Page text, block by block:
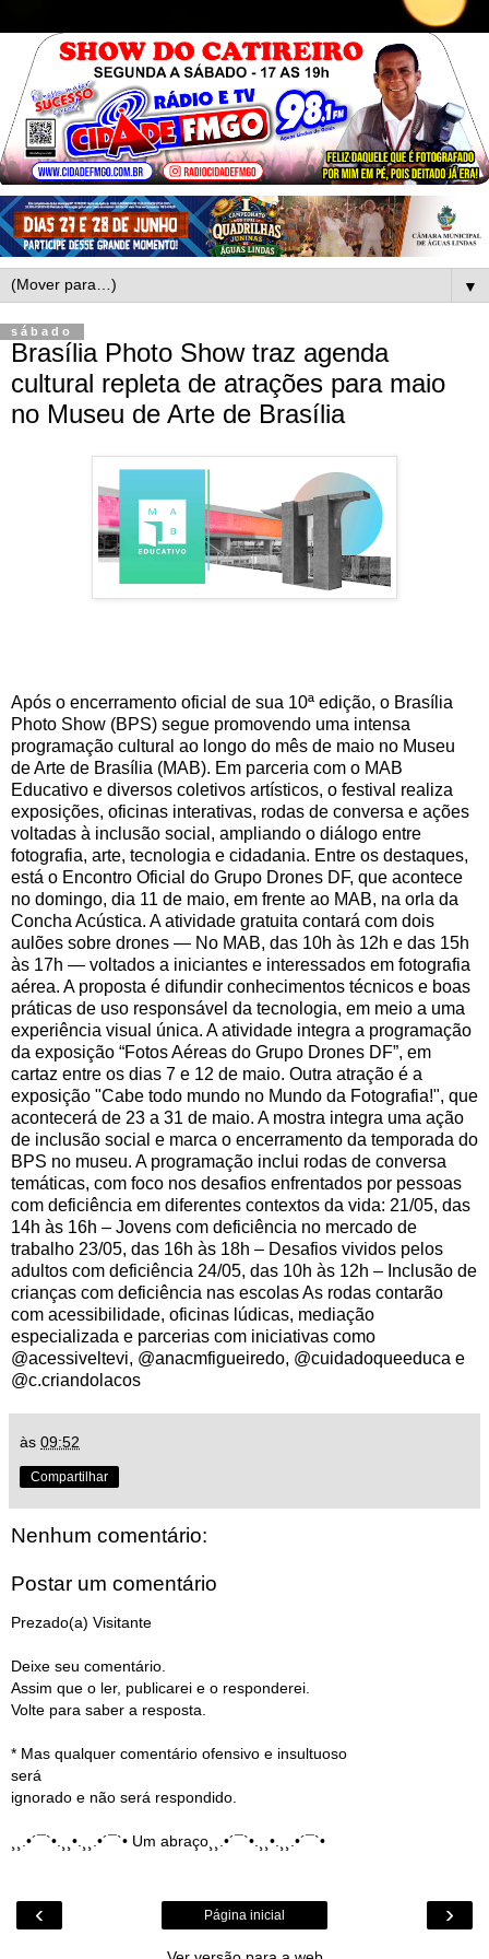
▼
sábado
Brasília Photo Show traz agenda
cultural repleta de atrações para maio
no Museu de Arte de Brasília
Após o encerramento oficial de sua 10ª edição, o Brasília
Photo Show (BPS) segue promovendo uma intensa
programação cultural ao longo do mês de maio no Museu
de Arte de Brasília (MAB). Em parceria com o MAB
Educativo e diversos coletivos artísticos, o festival realiza
exposições, oficinas interativas, rodas de conversa e ações
voltadas à inclusão social, ampliando o diálogo entre
fotografia, arte, tecnologia e cidadania. Entre os destaques,
está o Encontro Oficial do Grupo Drones DF, que acontece
no domingo, dia 11 de maio, em frente ao MAB, na orla da
Concha Acústica. A atividade gratuita contará com dois
aulões sobre drones — No MAB, das 10h às 12h e das 15h
às 17h — voltados a iniciantes e interessados em fotografia
aérea. A proposta é difundir conhecimentos técnicos e boas
práticas de uso responsável da tecnologia, em meio a uma
experiência visual única. A atividade integra a programação
da exposição “Fotos Aéreas do Grupo Drones DF”, em
cartaz entre os dias 7 e 12 de maio. Outra atração é a
exposição "Cabe todo mundo no Mundo da Fotografia!", que
acontecerá de 23 a 31 de maio. A mostra integra uma ação
de inclusão social e marca o encerramento da temporada do
BPS no museu. A programação inclui rodas de conversa
temáticas, com foco nos desafios enfrentados por pessoas
com deficiência em diferentes contextos da vida: 21/05, das
14h às 16h – Jovens com deficiência no mercado de
trabalho 23/05, das 16h às 18h – Desafios vividos pelos
adultos com deficiência 24/05, das 10h às 12h – Inclusão de
crianças com deficiência nas escolas As rodas contarão
com acessibilidade, oficinas lúdicas, mediação
especializada e parcerias com iniciativas como
@acessiveltevi, @anacmfigueiredo, @cuidadoqueeduca e
@c.criandolacos
às 09:52
Compartilhar
Nenhum comentário:
Postar um comentário
Prezado(a) Visitante
Deixe seu comentário.
Assim que o ler, publicarei e o responderei.
Volte para saber a resposta.
* Mas qualquer comentário ofensivo e insultuoso
será
ignorado e não será respondido.
¸¸.•´¯`•.¸¸•.¸¸.•´¯`• Um abraço¸¸.•´¯`•.¸¸•.¸¸.•´¯`•
‹ ›
Página inicial